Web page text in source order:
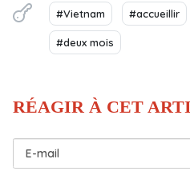
#Vietnam #accueillir
#deux mois